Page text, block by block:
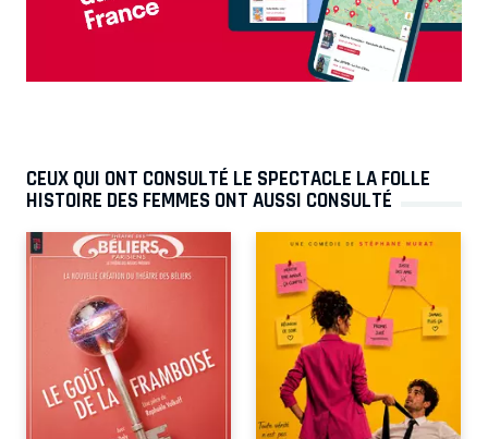
CEUX QUI ONT CONSULTÉ LE SPECTACLE LA FOLLE
HISTOIRE DES FEMMES ONT AUSSI CONSULTÉ